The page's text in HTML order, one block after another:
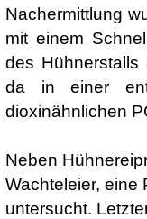
Nachermittlung
mit einem
des Hühnerstalls
da in einer
dioxinähnlichen
Neben
Wachteleier, eine
untersucht.